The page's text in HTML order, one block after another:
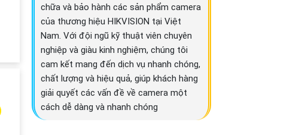
chữa và bảo hành các sản phẩm camera
của thương hiệu HIKVISION tại Việt
Nam. Với đội ngũ kỹ thuật viên chuyên
nghiệp và giàu kinh nghiệm, chúng tôi
cam kết mang đến dịch vụ nhanh chóng,
chất lượng và hiệu quả, giúp khách hàng
giải quyết các vấn đề về camera một
cách dễ dàng và nhanh chóng